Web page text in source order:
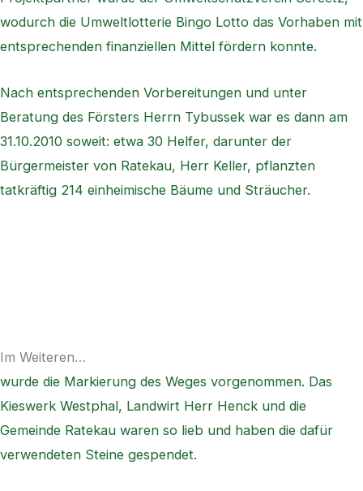
wodurch die Umweltlotterie Bingo Lotto das Vorhaben mit
entsprechenden finanziellen Mittel fördern konnte.
Nach entsprechenden Vorbereitungen und unter
Beratung des Försters Herrn Tybussek war es dann am
31.10.2010 soweit: etwa 30 Helfer, darunter der
Bürgermeister von Ratekau, Herr Keller, pflanzten
tatkräftig 214 einheimische Bäume und Sträucher.
Im Weiteren…
wurde die Markierung des Weges vorgenommen. Das
Kieswerk Westphal, Landwirt Herr Henck und die
Gemeinde Ratekau waren so lieb und haben die dafür
verwendeten Steine gespendet.